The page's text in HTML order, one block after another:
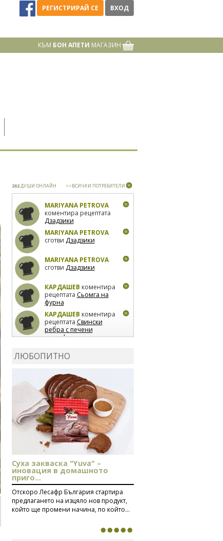
РЕГИСТРИРАЙ СЕ ВХОД
КЪМ БОН АПЕТИ МАГАЗИН
262ДУШИ ОНЛАЙН >>ВСИЧКИ ПОТРЕБИТЕЛИ
MARIYANA PETROVA
коментира рецептата
Дзадзики
MARIYANA PETROVA
сготви Дзадзики
MARIYANA PETROVA
сготви Дзадзики
КАРДАШЕВ коментира
рецептата Сьомга на
фурна
КАРДАШЕВ коментира
рецептата Свински
ребра с печени
картофи
лимон
коментира рецептата
Киноа със зеленчуци
ЛЮБОПИТНО
Суха закваска "Yuva" –
иновация в домашното
приго...
Отскоро Лесафр България стартира
предлагането на изцяло нов продукт,
който ще промени начина, по който...